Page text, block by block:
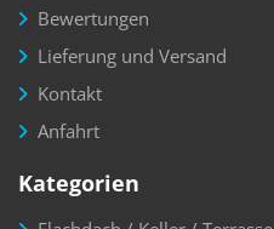
Bewertungen
Lieferung und Versand
Kontakt
Anfahrt
Kategorien